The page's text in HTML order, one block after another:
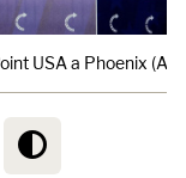
USA a Phoenix